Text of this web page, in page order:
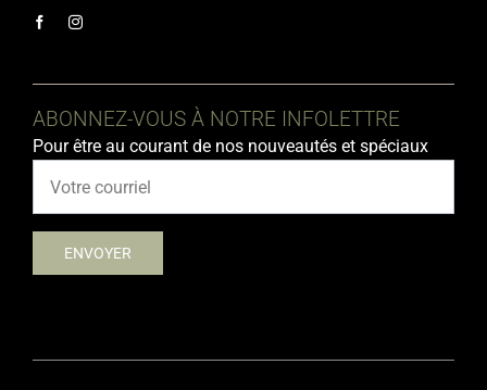
ABONNEZ-VOUS À NOTRE INFOLETTRE
Pour être au courant de nos nouveautés et spéciaux